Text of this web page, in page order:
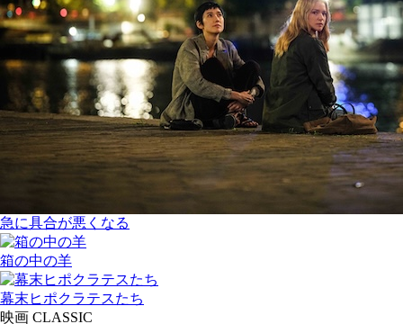
急に具合が悪くなる
箱の中の羊
幕末ヒポクラテスたち
映画 CLASSIC